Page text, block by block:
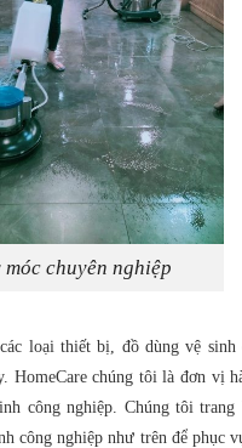
móc chuyên nghiệp
loại thiết bị, đồ dùng vệ sinh
HomeCare chúng tôi là đơn vị
công nghiệp. Chúng tôi
công nghiệp như trên để phục